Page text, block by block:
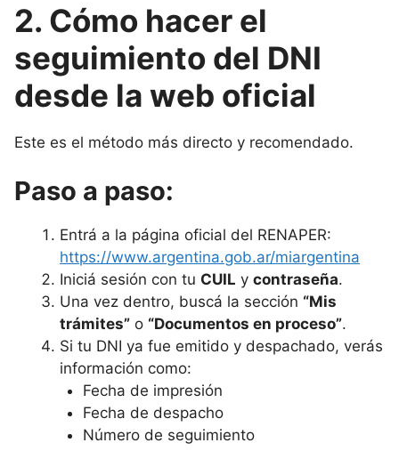
2. Cómo hacer el
seguimiento del DNI
desde la web oficial
Este es el método más directo y recomendado.
Paso a paso:
Entrá a la página oficial del RENAPER:
https://www.argentina.gob.ar/miargentina
Iniciá sesión con tu CUIL y contraseña.
Una vez dentro, buscá la sección “Mis
trámites” o “Documentos en proceso”.
Si tu DNI ya fue emitido y despachado, verás
información como:
Fecha de impresión
Fecha de despacho
Número de seguimiento